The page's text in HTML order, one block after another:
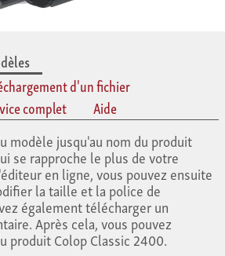
d'un fichier
complet
Aide
modèle jusqu'au nom du produit
se rapproche le plus de votre
en ligne, vous pouvez ensuite
la taille et la police de
également télécharger un
Après cela, vous pouvez
produit Colop Classic 2400.